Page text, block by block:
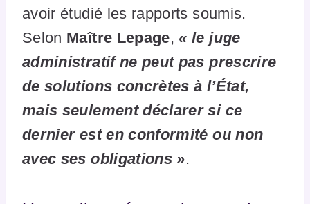
avoir étudié les rapports soumis.
Selon Maître Lepage,« le juge
administratif ne peut pas prescrire
de solutions concrètes à l’État,
mais seulement déclarer si ce
dernier est en conformité ou non
avec ses obligations ».